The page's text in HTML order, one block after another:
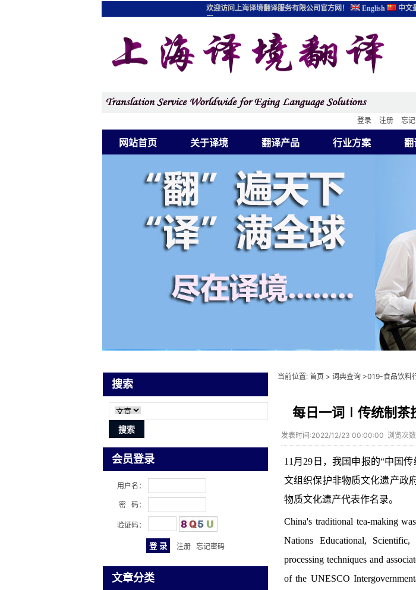
网站首页 关于译境 翻译产品 行业方案 翻
登录 注册 忘
欢迎访问上海译境翻译服务有限公司官方网！ English 中文
图
搜索
会员登录
用户名：
密 码：
验证码：
注册 忘记密码
文章分类
当前位置: 首页 > 词典查询 >019-食品饮料
每日一词∣传统制
发表时间:2022/12/23 00:00:00 浏览次
11月29日，我国申报的“中国
文组织保护非物质文化遗产政
物质文化遗产代表作名录。
China's traditional tea-making
Nations Educational,
processing techniques and
of the UNESCO